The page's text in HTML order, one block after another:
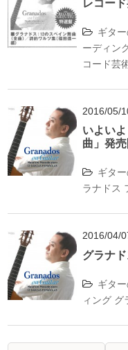
レコー
ギタ
ーディン
コード芸
2016/05/
いよい
曲」発売
ギタ
ラナドス
2016/04/
グラナ
ギタ
ィング グ